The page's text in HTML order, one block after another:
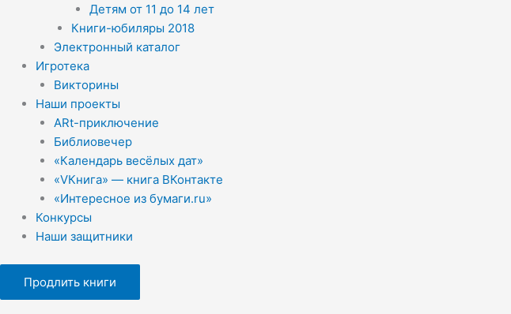
Детям от 11 до 14 лет
Книги-юбиляры 2018
Электронный каталог
Игротека
Викторины
Наши проекты
ARt-приключение
Библиовечер
«Календарь весёлых дат»
«VКнига» — книга ВКонтакте
«Интересное из бумаги.ru»
Конкурсы
Наши защитники
Продлить книги